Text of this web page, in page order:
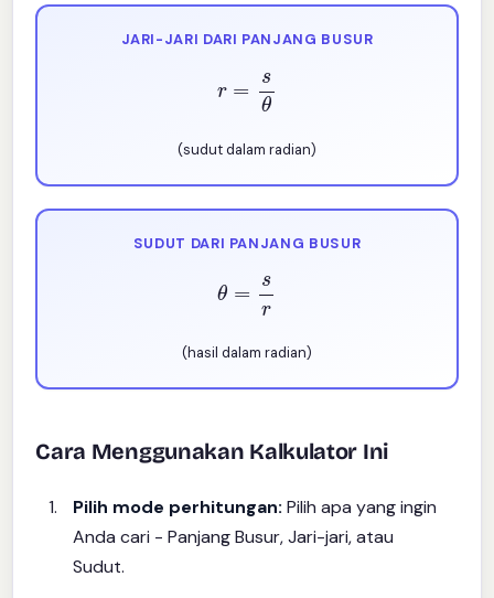
JARI-JARI DARI PANJANG BUSUR
θ
(sudut dalam radian)
SUDUT DARI PANJANG BUSUR
θ r
(hasil dalam radian)
Cara Menggunakan Kalkulator Ini
Pilih mode perhitungan: Pilih apa yang ingin
Anda cari - Panjang Busur, Jari-jari, atau
Sudut.